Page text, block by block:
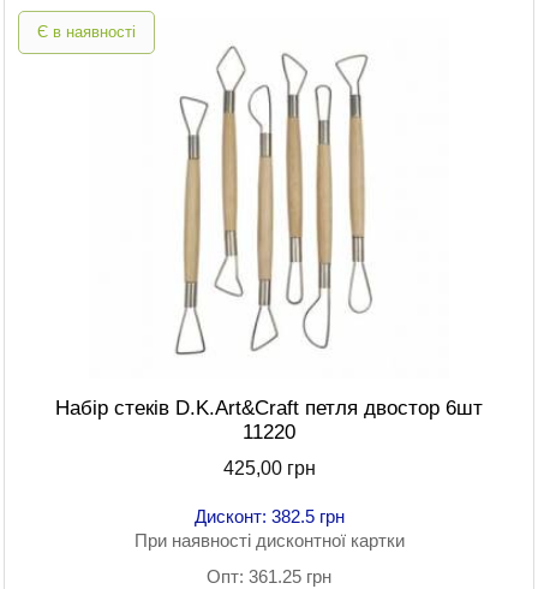
Є в наявності
Набір стеків D.K.Art&Craft петля двостор 6шт
11220
425,00 грн
Дисконт: 382.5 грн
При наявності дисконтної картки
Опт: 361.25 грн